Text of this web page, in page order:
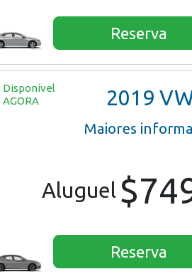
Reserva
Disponível
AGORA
2019 VW
Maiores
Aluguel
Reserva